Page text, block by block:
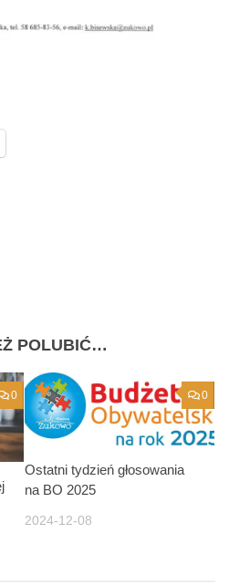
POLUBIĆ…
0 0
Ostatni tydzień głosowania
na BO 2025
2024-12-08